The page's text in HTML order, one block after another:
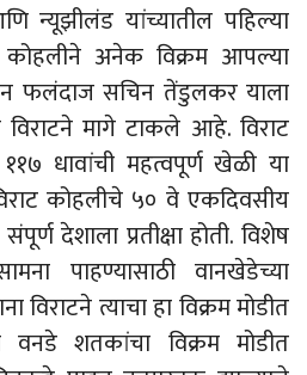
न्यूझीलंड यांच्यातील पहिल्या
कोहलीने अनेक विक्रम आपल्या
फलंदाज सचिन तेंडुलकर याला
मागे टाकले आहे. विराट
धावांची महत्वपूर्ण खेळी या
कोहलीचे ५० वे एकदिवसीय
देशाला प्रतीक्षा होती. विशेष
पाहण्यासाठी वानखेडेच्या
विराटने त्याचा हा विक्रम मोडीत
शतकांचा विक्रम मोडीत